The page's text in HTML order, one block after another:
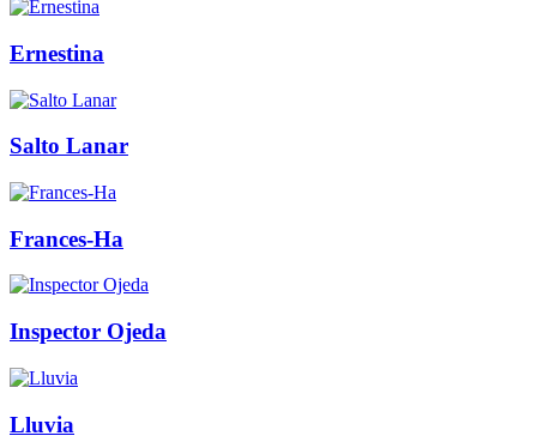
Ernestina
Salto Lanar
Frances-Ha
Inspector Ojeda
Lluvia